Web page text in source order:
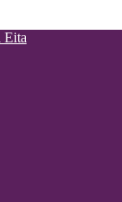
Eita